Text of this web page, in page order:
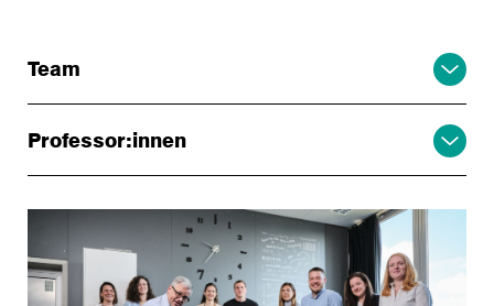
Team
Professor:innen